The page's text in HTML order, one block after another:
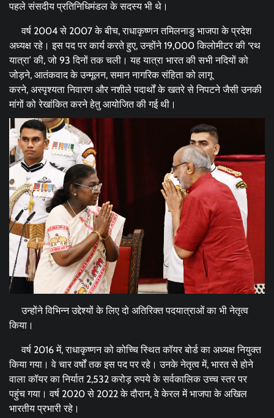
पहले संसदीय प्रतिनिधिमंडल के सदस्य भी थे।
वर्ष 2004 से 2007 के बीच, राधाकृष्णन तमिलनाडु भाजपा के प्रदेश
अध्यक्ष रहे। इस पद पर कार्य करते हुए, उन्होंने 19,000 किलोमीटर की ‘रथ
यात्रा’ की, जो 93 दिनों तक चली। यह यात्रा भारत की सभी नदियों को
जोड़ने, आतंकवाद के उन्मूलन, समान नागरिक संहिता को लागू
करने, अस्पृश्यता निवारण और नशीले पदार्थों के खतरे से निपटने जैसी उनकी
मांगों को रेखांकित करने हेतु आयोजित की गई थी।
उन्होंने विभिन्न उद्देश्यों के लिए दो अतिरिक्त पदयात्राओं का भी नेतृत्व
किया।
वर्ष 2016 में, राधाकृष्णन को कोच्चि स्थित कॉयर बोर्ड का अध्यक्ष नियुक्त
किया गया। वे चार वर्षों तक इस पद पर रहे। उनके नेतृत्व में, भारत से होने
वाला कॉयर का निर्यात 2,532 करोड़ रुपये के सर्वकालिक उच्च स्तर पर
पहुंच गया। वर्ष 2020 से 2022 के दौरान, वे केरल में भाजपा के अखिल
भारतीय प्रभारी रहे।